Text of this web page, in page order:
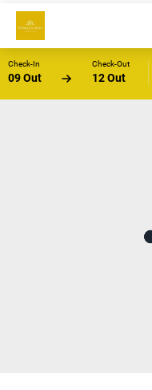
Check-In
09 Out
Check-Out
12 Out